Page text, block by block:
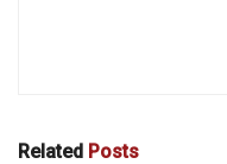
Related Posts